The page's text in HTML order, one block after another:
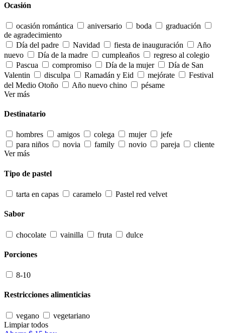
Ocasión
ocasión romántica aniversario boda
graduación
de agradecimiento
Día del padre
Navidad fiesta de inauguración
Año
nuevo
Día de la madre cumpleaños
regreso al colegio
Pascua
compromiso Día de la mujer
Día de San
Valentin
disculpa Ramadán y Eid mejórate
Festival
del Medio Otoño
Año nuevo chino
pésame
Ver más
Destinatario
hombres amigos colega mujer
jefe
para niños
novia family novio pareja
cliente
Ver más
Tipo de pastel
tarta en capas caramelo Pastel red velvet
Sabor
chocolate vainilla fruta dulce
Porciones
8-10
Restricciones alimenticias
vegano
vegetariano
Limpiar todos